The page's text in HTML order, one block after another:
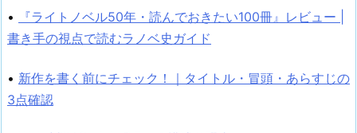
•
『ライトノベル50年・読んでおきたい100冊』レビュー |
書き手の視点で読むラノベ史ガイド
• 新作を書く前にチェック！｜タイトル・冒頭・あらすじの
3点確認